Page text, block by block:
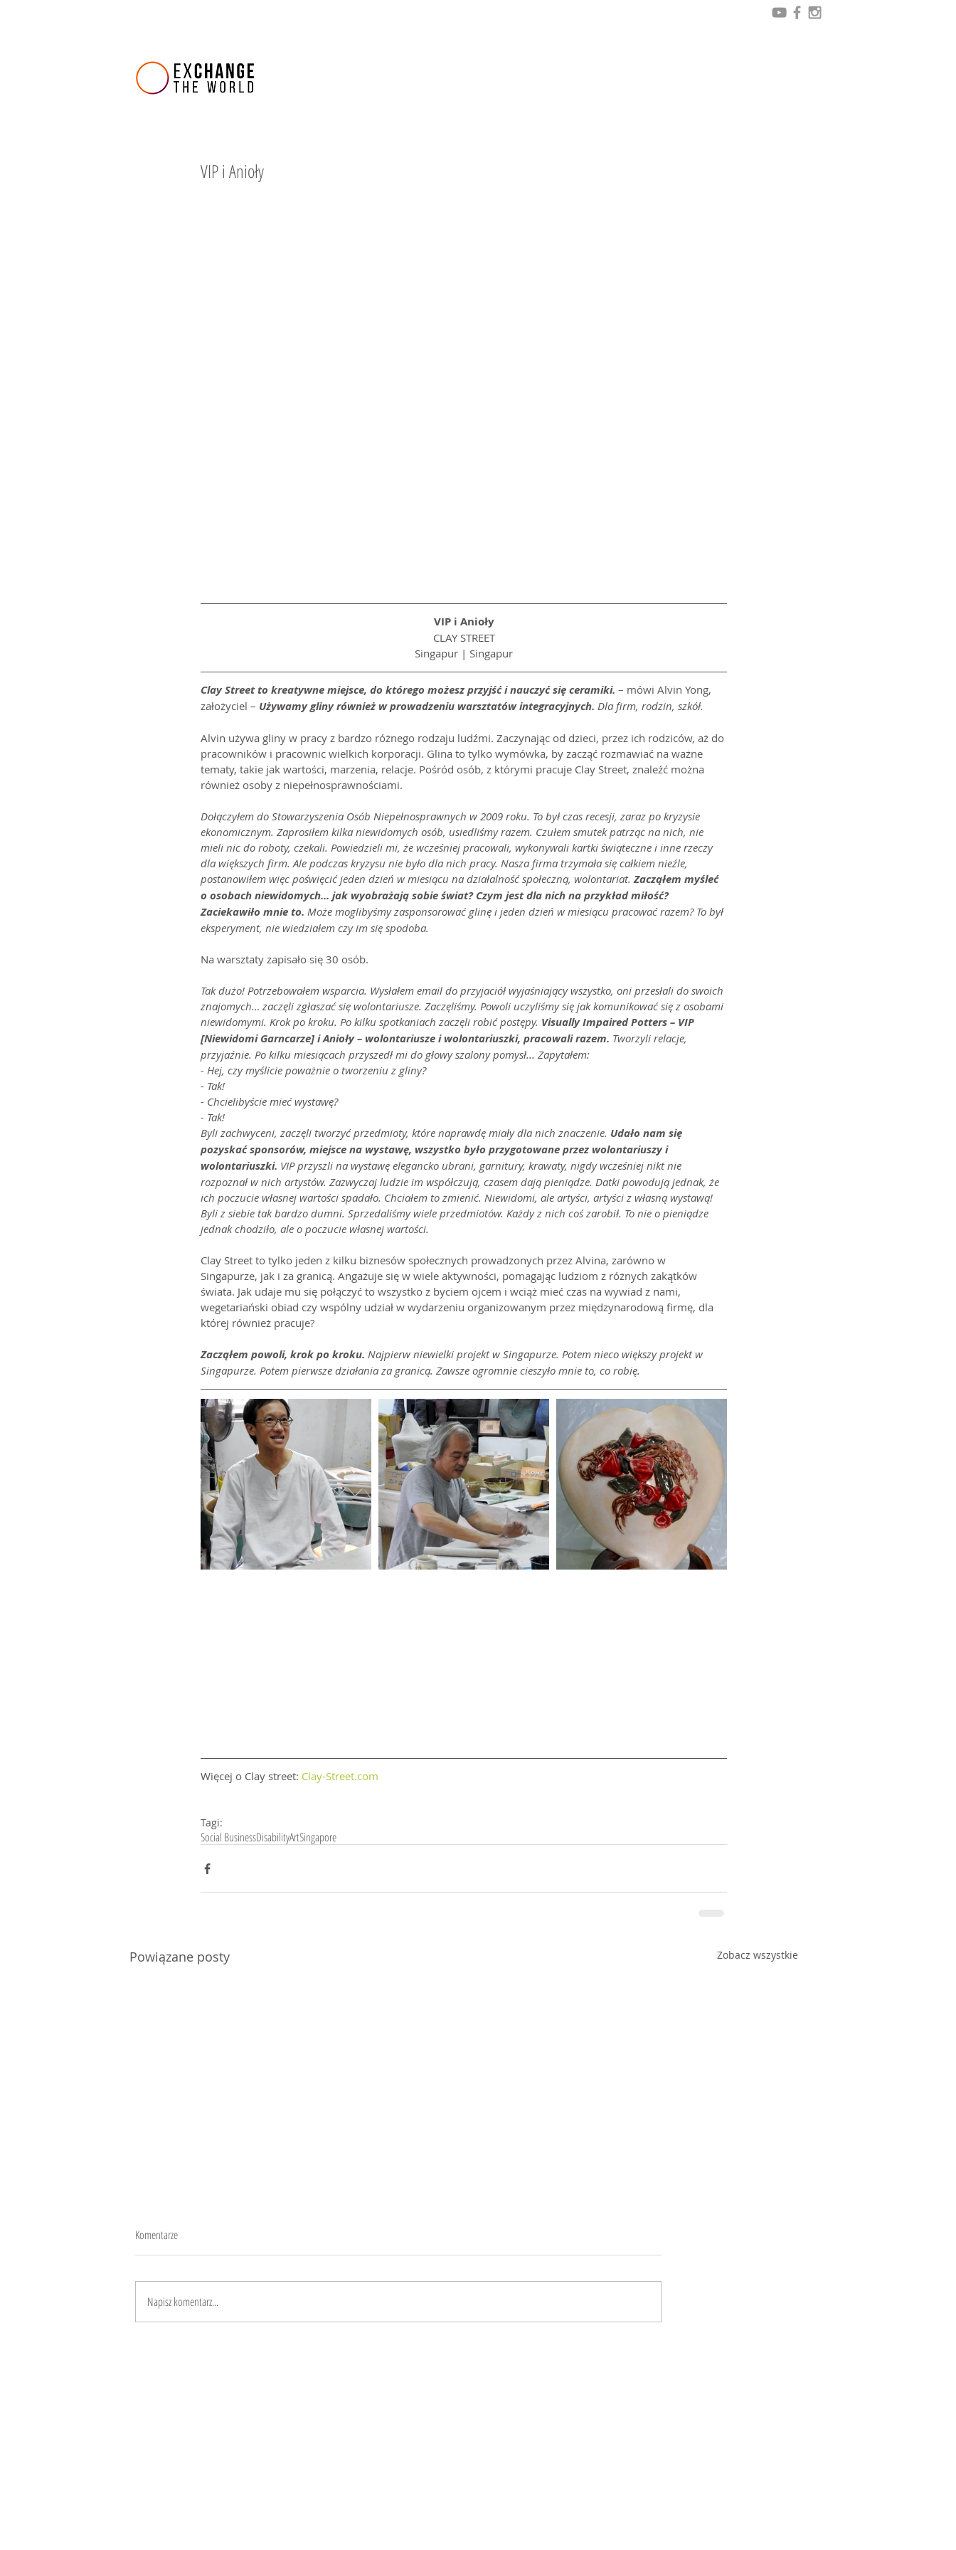
VIP i Anioły
VIP i Anioły
CLAY STREET
Singapur | Singapur
Clay Street to kreatywne miejsce, do którego możesz przyjść i nauczyć się ceramiki. – mówi Alvin Yong,
założyciel – Używamy gliny również w prowadzeniu warsztatów integracyjnych. Dla firm, rodzin, szkół.
Alvin używa gliny w pracy z bardzo różnego rodzaju ludźmi. Zaczynając od dzieci, przez ich rodziców, aż do
pracowników i pracownic wielkich korporacji. Glina to tylko wymówka, by zacząć rozmawiać na ważne
tematy, takie jak wartości, marzenia, relacje. Pośród osób, z którymi pracuje Clay Street, znaleźć można
również osoby z niepełnosprawnościami.
Dołączyłem do Stowarzyszenia Osób Niepełnosprawnych w 2009 roku. To był czas recesji, zaraz po kryzysie
ekonomicznym. Zaprosiłem kilka niewidomych osób, usiedliśmy razem. Czułem smutek patrząc na nich, nie
mieli nic do roboty, czekali. Powiedzieli mi, że wcześniej pracowali, wykonywali kartki świąteczne i inne rzeczy
dla większych firm. Ale podczas kryzysu nie było dla nich pracy. Nasza firma trzymała się całkiem nieźle,
postanowiłem więc poświęcić jeden dzień w miesiącu na działalność społeczną, wolontariat. Zacząłem myśleć
o osobach niewidomych... jak wyobrażają sobie świat? Czym jest dla nich na przykład miłość?
Zaciekawiło mnie to. Może moglibyśmy zasponsorować glinę i jeden dzień w miesiącu pracować razem? To był
eksperyment, nie wiedziałem czy im się spodoba.
Na warsztaty zapisało się 30 osób.
Tak dużo! Potrzebowałem wsparcia. Wysłałem email do przyjaciół wyjaśniający wszystko, oni przesłali do swoich
znajomych… zaczęli zgłaszać się wolontariusze. Zaczęliśmy. Powoli uczyliśmy się jak komunikować się z osobami
niewidomymi. Krok po kroku. Po kilku spotkaniach zaczęli robić postępy. Visually Impaired Potters – VIP
[Niewidomi Garncarze] i Anioły – wolontariusze i wolontariuszki, pracowali razem. Tworzyli relacje,
przyjaźnie. Po kilku miesiącach przyszedł mi do głowy szalony pomysł... Zapytałem:
- Hej, czy myślicie poważnie o tworzeniu z gliny?
- Tak!
- Chcielibyście mieć wystawę?
- Tak!
Byli zachwyceni, zaczęli tworzyć przedmioty, które naprawdę miały dla nich znaczenie. Udało nam się
pozyskać sponsorów, miejsce na wystawę, wszystko było przygotowane przez wolontariuszy i
wolontariuszki. VIP przyszli na wystawę elegancko ubrani, garnitury, krawaty, nigdy wcześniej nikt nie
rozpoznał w nich artystów. Zazwyczaj ludzie im współczują, czasem dają pieniądze. Datki powodują jednak, że
ich poczucie własnej wartości spadało. Chciałem to zmienić. Niewidomi, ale artyści, artyści z własną wystawą!
Byli z siebie tak bardzo dumni. Sprzedaliśmy wiele przedmiotów. Każdy z nich coś zarobił. To nie o pieniądze
jednak chodziło, ale o poczucie własnej wartości.
Clay Street to tylko jeden z kilku biznesów społecznych prowadzonych przez Alvina, zarówno w
Singapurze, jak i za granicą. Angażuje się w wiele aktywności, pomagając ludziom z różnych zakątków
świata. Jak udaje mu się połączyć to wszystko z byciem ojcem i wciąż mieć czas na wywiad z nami,
wegetariański obiad czy wspólny udział w wydarzeniu organizowanym przez międzynarodową firmę, dla
której również pracuje?
Zacząłem powoli, krok po kroku. Najpierw niewielki projekt w Singapurze. Potem nieco większy projekt w
Singapurze. Potem pierwsze działania za granicą. Zawsze ogromnie cieszyło mnie to, co robię.
Więcej o Clay street: Clay-Street.com
Tagi:
Social BusinessDisabilityArtSingapore
Powiązane posty Zobacz wszystkie
Komentarze
Napisz komentarz...